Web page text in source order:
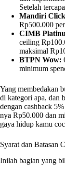
Setelah
Mandiri
Rp500.000
CIMB
ceiling
maksimal
BTPN Wow:
minimum
Yang membedakan
di kategori apa, dan
dengan cashback
nya Rp50.000 dan
gaya hidup kamu
Syarat dan Batasan
Inilah bagian yang